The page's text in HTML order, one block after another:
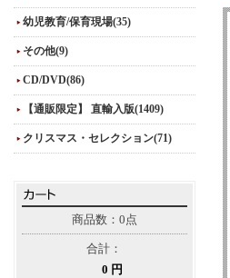
幼児教育/保育現場(35)
その他(9)
CD/DVD(86)
【通販限定】 直輸入版(1409)
クリスマス・セレクション(71)
商品数：0点
合計：
0 円